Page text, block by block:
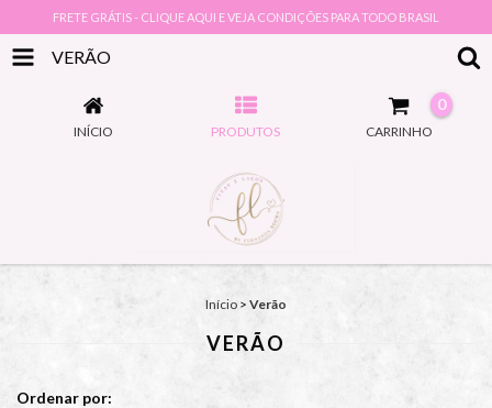
FRETE GRÁTIS - CLIQUE AQUI E VEJA CONDIÇÕES PARA TODO BRASIL
VERÃO
INÍCIO PRODUTOS CARRINHO
0
Início > Verão
VERÃO
Ordenar por: